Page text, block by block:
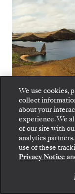
Silver Origin
Gehen Sie an
prüfen Sie die
Sie Ihre
We use cookies,
collect
about your
experience. We
of our site with
analytics
use of these
Privacy Notice